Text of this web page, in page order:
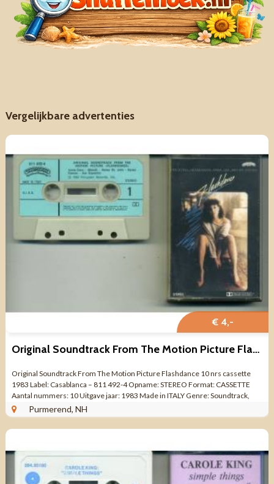
Vergelijkbare advertenties
€ 4,-
Original Soundtrack From The Motion Picture Flashdance 10 nrs ZG
Original Soundtrack From The Motion Picture Flashdance 10 nrs cassette
1983 Label: Casablanca – 811 492-4 Opname: STEREO Format: CASSETTE
Aantal nummers: 10 Uitgave jaar: 1983 Made in ITALY Genre: Soundtrack,
Electro, ...Purmerend, NH